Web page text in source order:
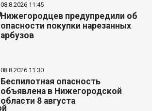
08.8.2026 11:45
Нижегородцев предупредили об
опасности покупки нарезанных
арбузов
08.8.2026 11:30
Беспилотная опасность
объявлена в Нижегородской
области 8 августа